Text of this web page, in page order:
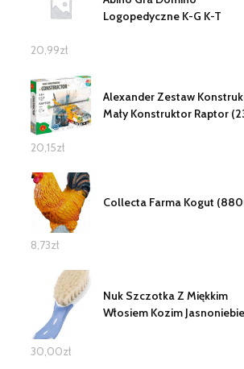
Logopedyczne K-G K-T
20,99zł
Alexander Zestaw
Mały Konstruktor Raptor
20,15zł
Collecta Farma Kogut
8,73zł
Nuk Szczotka Z Miękkim
Włosiem Kozim
30,00zł